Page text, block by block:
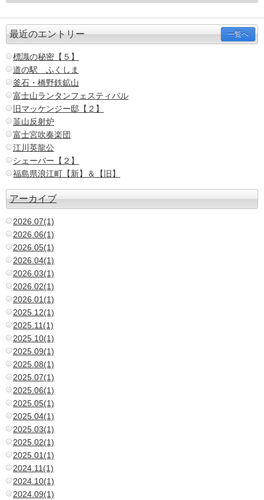
最近のエントリー 一覧へ
標識の秘密【５】
道の駅 ふくしま
釜石・橋野鉄鉱山
富士山ランタンフェスティバル
旧マッケンジー邸【２】
韮山反射炉
富士宮吹奏楽団
江川英龍公
シェーバー【２】
福島県浪江町【新】＆【旧】
アーカイブ
2026.07(1)
2026.06(1)
2026.05(1)
2026.04(1)
2026.03(1)
2026.02(1)
2026.01(1)
2025.12(1)
2025.11(1)
2025.10(1)
2025.09(1)
2025.08(1)
2025.07(1)
2025.06(1)
2025.05(1)
2025.04(1)
2025.03(1)
2025.02(1)
2025.01(1)
2024.11(1)
2024.10(1)
2024.09(1)